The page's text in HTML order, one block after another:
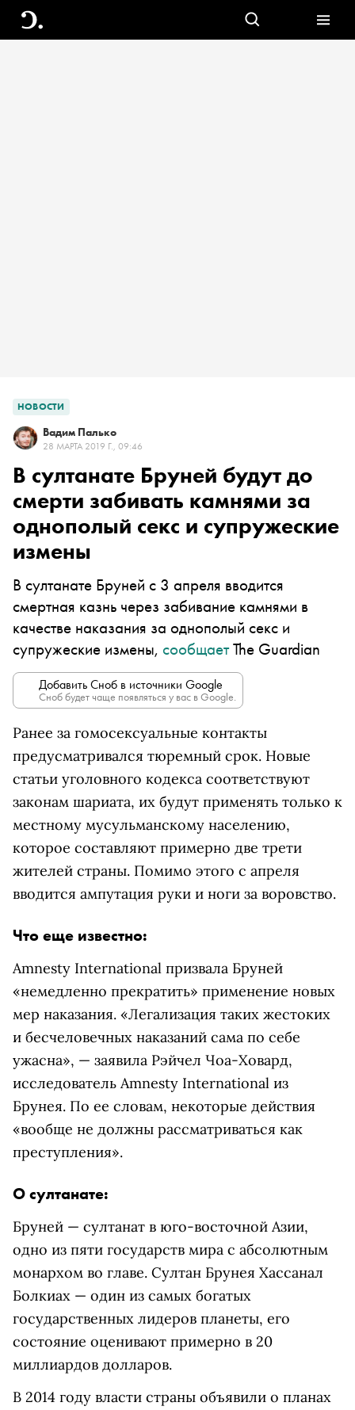
НОВОСТИ
Вадим Палько
28 МАРТА 2019 Г., 09:46
В султанате Бруней будут до
смерти забивать камнями за
однополый секс и супружеские
измены
В султанате Бруней с 3 апреля вводится
смертная казнь через забивание камнями в
качестве наказания за однополый секс и
супружеские измены, сообщаетThe Guardian
Добавить Сноб в источники Google
Сноб будет чаще появляться у вас в Google.
Ранее за гомосексуальные контакты
предусматривался тюремный срок. Новые
статьи уголовного кодекса соответствуют
законам шариата, их будут применять только к
местному мусульманскому населению,
которое составляют примерно две трети
жителей страны. Помимо этого с апреля
вводится ампутация руки и ноги за воровство.
Что еще известно:
Amnesty International призвала Бруней
«немедленно прекратить» применение новых
мер наказания. «Легализация таких жестоких
и бесчеловечных наказаний сама по себе
ужасна», — заявила Рэйчел Чоа-Ховард,
исследователь Amnesty International из
Брунея. По ее словам, некоторые действия
«вообще не должны рассматриваться как
преступления».
О султанате:
Бруней — султанат в юго-восточной Азии,
одно из пяти государств мира с абсолютным
монархом во главе. Султан Брунея Хассанал
Болкиах — один из самых богатых
государственных лидеров планеты, его
состояние оценивают примерно в 20
миллиардов долларов.
В 2014 году власти страны объявили о планах